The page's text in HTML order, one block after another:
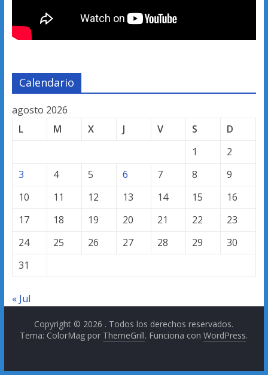
Calendario
agosto 2026
L
M X J V S
D
1
2
3
4 5 6 7 8
9
10
11 12 13 14 15
16
17
18 19 20 21 22
23
24
25 26 27 28 29
30
31
« Jul
Copyright © 2026 . Todos los derechos reservados.
Tema: ColorMag por ThemeGrill. Funciona conWordPress.